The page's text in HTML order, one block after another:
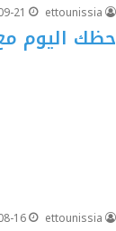
ettounissia
21
حظك اليوم
ettounissia
16